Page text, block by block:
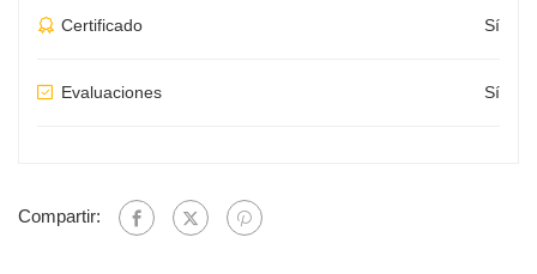
Certificado Sí
Evaluaciones Sí
Compartir: